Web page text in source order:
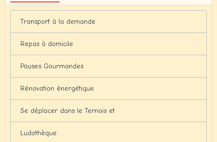
Transport à la demande
Repas à domicile
Pauses Gourmandes
Rénovation énergétique
Se déplacer dans le Ternois et
Ludothèque